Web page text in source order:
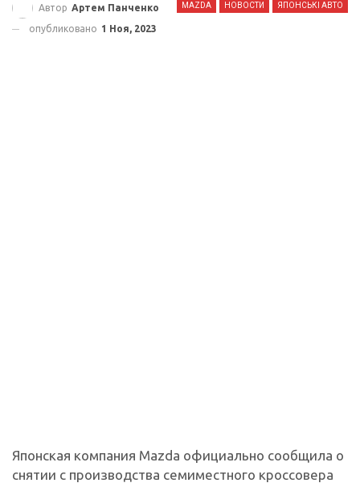
MAZDA НОВОСТИ ЯПОНСЬКІ АВТО
Автор Артем Панченко
опубликовано 1 Ноя, 2023
Японская компания Mazda официально сообщила о
снятии с производства семиместного кроссовера